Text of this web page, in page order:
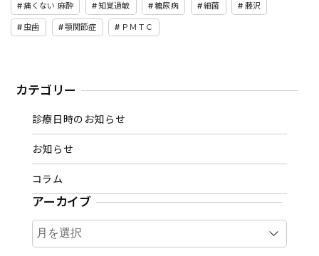
痛くない 麻酔 知覚過敏 糖尿病 細菌 藤沢
虫歯 顎関節症 ＰＭＴＣ
カテゴリー
診療日時のお知らせ
お知らせ
コラム
アーカイブ
ア
ー